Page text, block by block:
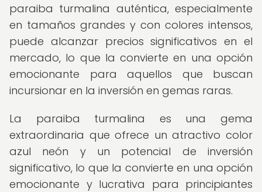
paraiba turmalina auténtica, especialmente
en tamaños grandes y con colores intensos,
puede alcanzar precios significativos en el
mercado, lo que la convierte en una opción
emocionante para aquellos que buscan
incursionar en la inversión en gemas raras.
La paraiba turmalina es una gema
extraordinaria que ofrece un atractivo color
azul neón y un potencial de inversión
significativo, lo que la convierte en una opción
emocionante y lucrativa para principiantes